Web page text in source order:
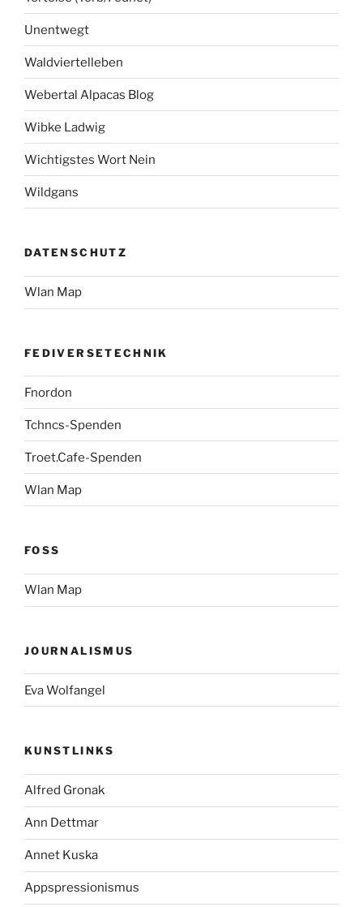
Unentwegt
Waldviertelleben
Webertal Alpacas Blog
Wibke Ladwig
Wichtigstes Wort Nein
Wildgans
DATENSCHUTZ
Wlan Map
FEDIVERSETECHNIK
Fnordon
Tchncs-Spenden
Troet.Cafe-Spenden
Wlan Map
FOSS
Wlan Map
JOURNALISMUS
Eva Wolfangel
KUNSTLINKS
Alfred Gronak
Ann Dettmar
Annet Kuska
Appspressionismus